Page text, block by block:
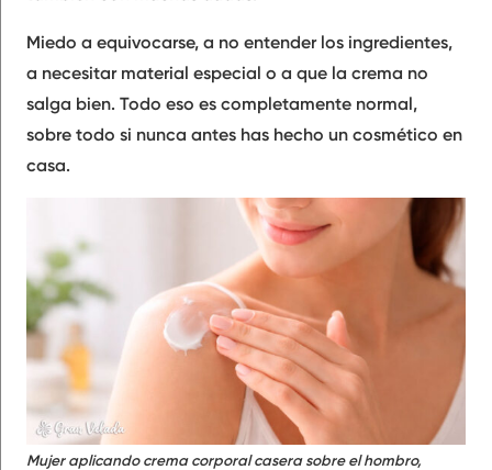
Miedo a equivocarse, a no entender los ingredientes,
a necesitar material especial o a que la crema no
salga bien. Todo eso es completamente normal,
sobre todo si nunca antes has hecho un cosmético en
casa.
Mujer aplicando crema corporal casera sobre el hombro,